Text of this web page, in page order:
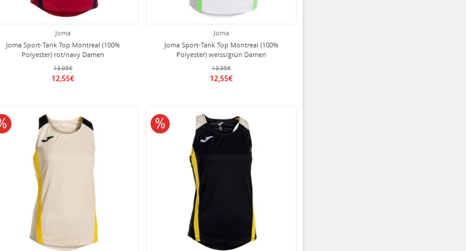
Joma
Joma Sport-Tank Top Montreal (100%
Polyester) rot/navy Damen
13,95€
12,55€
Joma
Joma Sport-Tank Top Montreal (100%
Polyester) weiss/grün Damen
13,95€
12,55€
10% reduziert 10% reduziert